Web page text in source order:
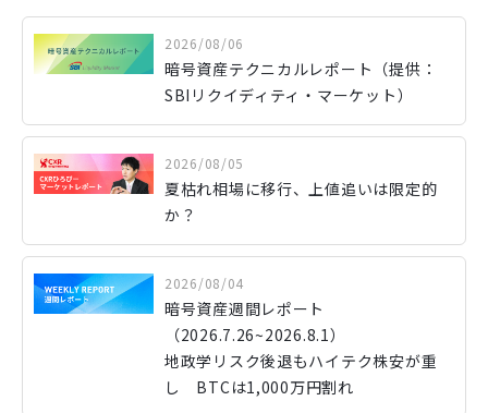
2026/08/06
暗号資産テクニカルレポート（提供：
SBIリクイディティ・マーケット）
2026/08/05
夏枯れ相場に移行、上値追いは限定的
か？
2026/08/04
暗号資産週間レポート
（2026.7.26~2026.8.1）
地政学リスク後退もハイテク株安が重
し BTCは1,000万円割れ